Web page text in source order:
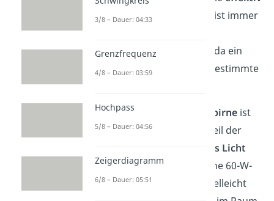
genutztwerden kann. Sie ist immer
aufgenommene Leistung, da ein
Verbraucher immer eine bestimmte
➡️Beispiel: Glühbirneist
die Nutzleistung nur der Teil der
tatsächlich als Licht
abgestrahlt wird. Wenn eine 60-W-
Birne leuchtet, kommen vielleicht
3/8 – Dauer: 04:33
Grenzfrequenz
4/8 – Dauer: 03:59
Hochpass
5/8 – Dauer: 04:56
Zeigerdiagramm
6/8 – Dauer: 05:51